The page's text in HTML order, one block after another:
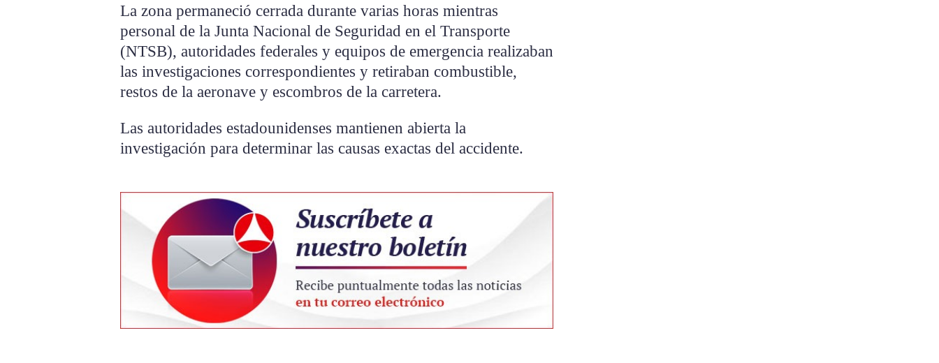
La zona permaneció cerrada durante varias horas mientras
personal de la Junta Nacional de Seguridad en el Transporte
(NTSB), autoridades federales y equipos de emergencia realizaban
las investigaciones correspondientes y retiraban combustible,
restos de la aeronave y escombros de la carretera.
Las autoridades estadounidenses mantienen abierta la
investigación para determinar las causas exactas del accidente.